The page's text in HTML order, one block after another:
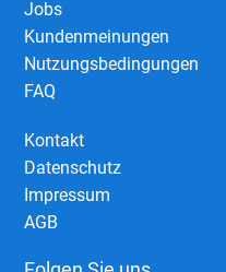
Jobs
Kundenmeinungen
Nutzungsbedingungen
FAQ
Kontakt
Datenschutz
Impressum
AGB